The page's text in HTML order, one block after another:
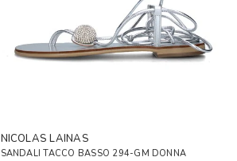
NICOLAS LAINAS
SANDALI TACCO BASSO 294-GM DONNA